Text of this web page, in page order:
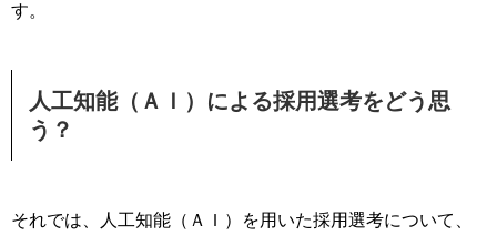
す。
人工知能（ＡＩ）による採用選考をどう思
う？
それでは、人工知能（ＡＩ）を用いた採用選考について、